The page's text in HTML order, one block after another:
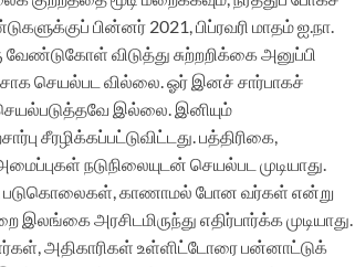
பின்னர் 2021, பிப்ரவரி மாதம் ஐ.நா.
விடுத்து சுற்றறிக்கை அனுப்பி
செயல்பட வில்லை. ஓர் இனச் சார்பாகச்
இல்லை. இனியும்
சீரழிக்கப்பட்டுவிட்டது. பத்திரிகை,
நடுநிலையுடன் செயல்பட முடியாது.
படுகொலைகள், காணாமல் போன வர்கள் என்று
அரசிடமிருந்து எதிர்பார்க்க முடியாது.
அதிகாரிகள் உள்ளிட்டோரை பன்னாட்டுக்